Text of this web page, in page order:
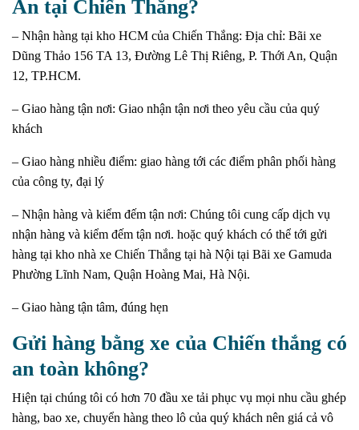
An tại Chiến Thắng?
– Nhận hàng tại kho HCM của Chiến Thắng: Địa chỉ: Bãi xe
Dũng Thảo 156 TA 13, Đường Lê Thị Riêng, P. Thới An, Quận
12, TP.HCM.
– Giao hàng tận nơi: Giao nhận tận nơi theo yêu cầu của quý
khách
– Giao hàng nhiều điểm: giao hàng tới các điểm phân phối hàng
của công ty, đại lý
– Nhận hàng và kiểm đếm tận nơi: Chúng tôi cung cấp dịch vụ
nhận hàng và kiểm đếm tận nơi. hoặc quý khách có thể tới gửi
hàng tại kho nhà xe Chiến Thắng tại hà Nội tại Bãi xe Gamuda
Phường Lĩnh Nam, Quận Hoàng Mai, Hà Nội.
– Giao hàng tận tâm, đúng hẹn
Gửi hàng bằng xe của Chiến thắng có
an toàn không?
Hiện tại chúng tôi có hơn 70 đầu xe tải phục vụ mọi nhu cầu ghép
hàng, bao xe, chuyển hàng theo lô của quý khách nên giá cả vô